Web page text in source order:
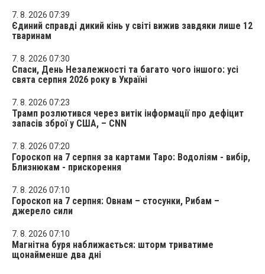
7. 8. 2026 07:39
Єдиний справді дикий кінь у світі вижив завдяки лише 12
тваринам
7. 8. 2026 07:30
Спаси, День Незалежності та багато чого іншого: усі
свята серпня 2026 року в Україні
7. 8. 2026 07:23
Трамп розлютився через витік інформації про дефіцит
запасів зброї у США, – CNN
7. 8. 2026 07:20
Гороскоп на 7 серпня за картами Таро: Водоліям - вибір,
Близнюкам - прискорення
7. 8. 2026 07:10
Гороскоп на 7 серпня: Овнам – стосунки, Рибам –
джерело сили
7. 8. 2026 07:10
Магнітна буря наближається: шторм триватиме
щонайменше два дні